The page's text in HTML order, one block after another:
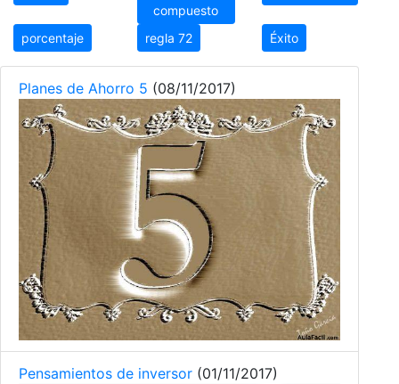
compuesto
porcentaje regla 72 Éxito
Planes de Ahorro 5 (08/11/2017)
Pensamientos de inversor (01/11/2017)